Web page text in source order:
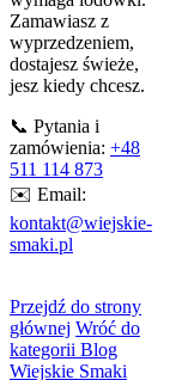
Zamawiasz z
wyprzedzeniem,
dostajesz świeże,
jesz kiedy chcesz.
📞 Pytania i
zamówienia: +48
511 114 873
✉️ Email:
kontakt@wiejskie-
smaki.pl
Przejdź do strony
głównej Wróć do
kategorii Blog
Wiejskie Smaki